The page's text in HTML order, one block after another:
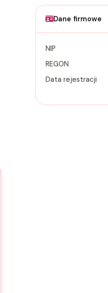
Dane firmowe
NIP
REGON
Data rejestracji